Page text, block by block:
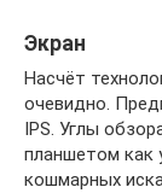
Экран
Насчёт
очевидно.
IPS. Углы
планшетом как
кошмарных